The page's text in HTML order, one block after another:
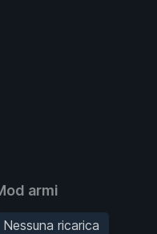
armi
Nessuna ricarica